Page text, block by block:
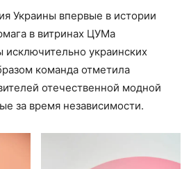
Украины впервые в истории
в витринах ЦУМа
исключительно украинских
команда отметила
отечественной модной
за время независимости.